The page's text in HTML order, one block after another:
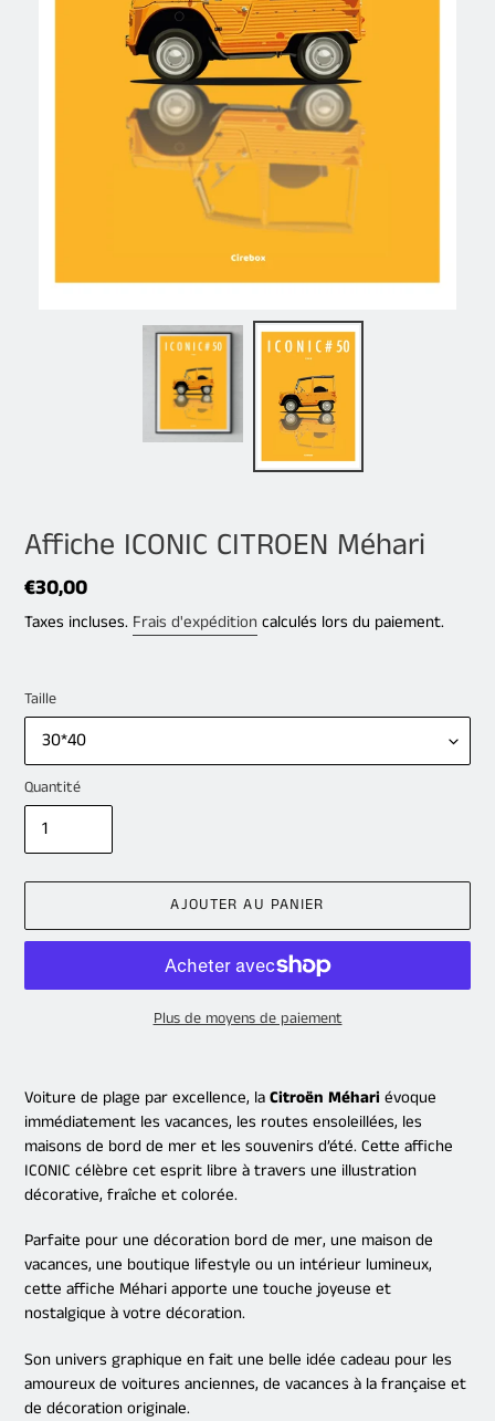
Affiche ICONIC CITROEN Méhari
Prix
normal
€30,00
Taxes incluses. Frais d'expédition calculés lors du paiement.
Taille
Quantité
AJOUTER AU PANIER
Plus de moyens de paiement
d'un
produit
votre
panier
Voiture de plage par excellence, laCitroën Méhari évoque
immédiatement les vacances, les routes ensoleillées, les
maisons de bord de mer et les souvenirs d’été. Cette affiche
ICONIC célèbre cet esprit libre à travers une illustration
décorative, fraîche et colorée.
Parfaite pour une décoration bord de mer, une maison de
vacances, une boutique lifestyle ou un intérieur lumineux,
cette affiche Méhari apporte une touche joyeuse et
nostalgique à votre décoration.
Son univers graphique en fait une belle idée cadeau pour les
amoureux de voitures anciennes, de vacances à la française et
de décoration originale.